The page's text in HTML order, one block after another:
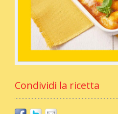
Condividi la ricetta